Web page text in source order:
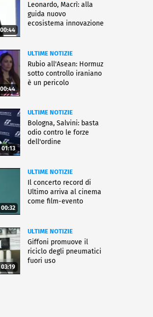
00:44
Leonardo, Macrì: alla
guida nuovo
ecosistema innovazione
00:44
ULTIME NOTIZIE
Rubio all'Asean: Hormuz
sotto controllo iraniano
è un pericolo
01:13
ULTIME NOTIZIE
Bologna, Salvini: basta
odio contro le forze
dell'ordine
00:32
ULTIME NOTIZIE
Il concerto record di
Ultimo arriva al cinema
come film-evento
03:19
ULTIME NOTIZIE
Giffoni promuove il
riciclo degli pneumatici
fuori uso